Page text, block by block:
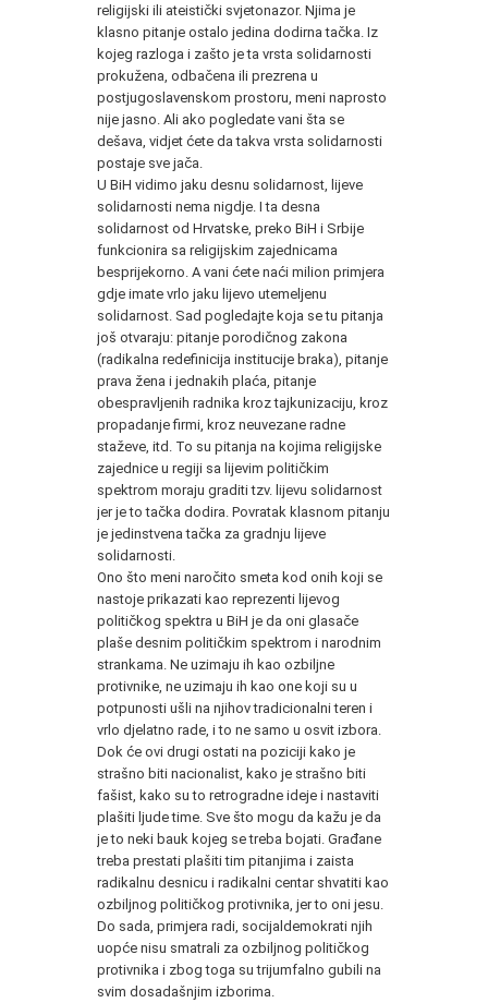
religijski ili ateistički svjetonazor. Njima je
klasno pitanje ostalo jedina dodirna tačka. Iz
kojeg razloga i zašto je ta vrsta solidarnosti
prokužena, odbačena ili prezrena u
postjugoslavenskom prostoru, meni naprosto
nije jasno. Ali ako pogledate vani šta se
dešava, vidjet ćete da takva vrsta solidarnosti
postaje sve jača.
U BiH vidimo jaku desnu solidarnost, lijeve
solidarnosti nema nigdje. I ta desna
solidarnost od Hrvatske, preko BiH i Srbije
funkcionira sa religijskim zajednicama
besprijekorno. A vani ćete naći milion primjera
gdje imate vrlo jaku lijevo utemeljenu
solidarnost. Sad pogledajte koja se tu pitanja
još otvaraju: pitanje porodičnog zakona
(radikalna redefinicija institucije braka), pitanje
prava žena i jednakih plaća, pitanje
obespravljenih radnika kroz tajkunizaciju, kroz
propadanje firmi, kroz neuvezane radne
staževe, itd. To su pitanja na kojima religijske
zajednice u regiji sa lijevim političkim
spektrom moraju graditi tzv. lijevu solidarnost
jer je to tačka dodira. Povratak klasnom pitanju
je jedinstvena tačka za gradnju lijeve
solidarnosti.
Ono što meni naročito smeta kod onih koji se
nastoje prikazati kao reprezenti lijevog
političkog spektra u BiH je da oni glasače
plaše desnim političkim spektrom i narodnim
strankama. Ne uzimaju ih kao ozbiljne
protivnike, ne uzimaju ih kao one koji su u
potpunosti ušli na njihov tradicionalni teren i
vrlo djelatno rade, i to ne samo u osvit izbora.
Dok će ovi drugi ostati na poziciji kako je
strašno biti nacionalist, kako je strašno biti
fašist, kako su to retrogradne ideje i nastaviti
plašiti ljude time. Sve što mogu da kažu je da
je to neki bauk kojeg se treba bojati. Građane
treba prestati plašiti tim pitanjima i zaista
radikalnu desnicu i radikalni centar shvatiti kao
ozbiljnog političkog protivnika, jer to oni jesu.
Do sada, primjera radi, socijaldemokrati njih
uopće nisu smatrali za ozbiljnog političkog
protivnika i zbog toga su trijumfalno gubili na
svim dosadašnjim izborima.